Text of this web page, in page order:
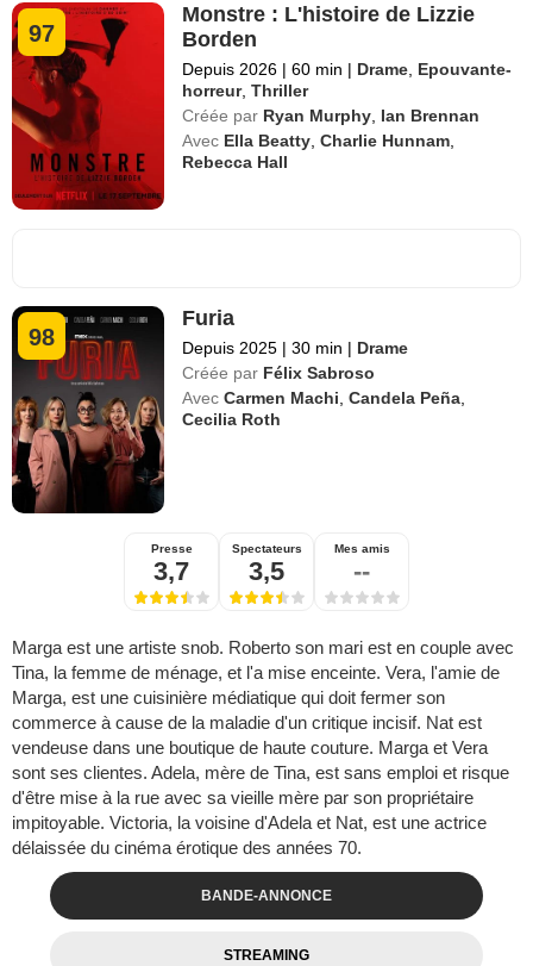
97
Monstre : L'histoire de Lizzie
Borden
Depuis 2026 | 60 min | Drame Epouvante-
horreur,Thriller
Créée par Ryan Murphy Ian Brennan
Avec Ella Beatty ,Charlie Hunnam
Rebecca Hall
98
Furia
Depuis 2025 | 30 min | Drame
Créée par Félix Sabroso
Avec Carmen Machi ,Candela Peña
Cecilia Roth
Presse
3,7
Spectateurs
3,5
Mes amis
--
Marga est une artiste snob. Roberto son mari est en couple avec
Tina, la femme de ménage, et l'a mise enceinte. Vera, l'amie de
Marga, est une cuisinière médiatique qui doit fermer son
commerce à cause de la maladie d'un critique incisif. Nat est
vendeuse dans une boutique de haute couture. Marga et Vera
sont ses clientes. Adela, mère de Tina, est sans emploi et risque
d'être mise à la rue avec sa vieille mère par son propriétaire
impitoyable. Victoria, la voisine d'Adela et Nat, est une actrice
délaissée du cinéma érotique des années 70.
BANDE-ANNONCE
STREAMING